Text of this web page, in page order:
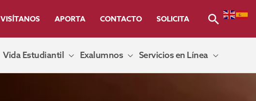
VISÍTANOS APORTA CONTACTO SOLICITA Buscar
Vida Estudiantil Exalumnos Servicios en Línea